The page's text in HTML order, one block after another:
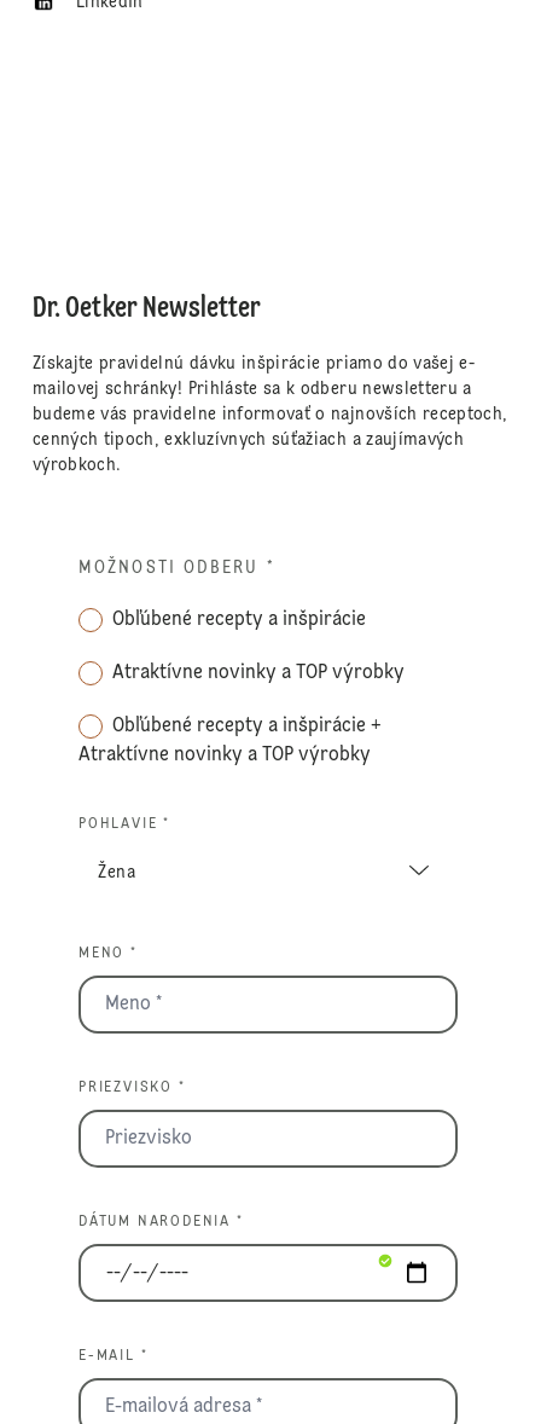
Dr. Oetker Newsletter
Získajte pravidelnú dávku inšpirácie priamo do vašej e-
mailovej schránky! Prihláste sa k odberu newsletteru a
budeme vás pravidelne informovať o najnovších receptoch,
cenných tipoch, exkluzívnych súťažiach a zaujímavých
výrobkoch.
MOŽNOSTI ODBERU *
Obľúbené recepty a inšpirácie
Atraktívne novinky a TOP výrobky
Obľúbené recepty a inšpirácie +
Atraktívne novinky a TOP výrobky
POHLAVIE *
MENO *
PRIEZVISKO *
DÁTUM NARODENIA *
E-MAIL *